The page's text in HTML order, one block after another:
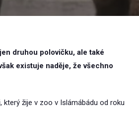
druhou polovičku, ale také
existuje naděje, že všechno
který žije v zoo v Islámábádu od roku